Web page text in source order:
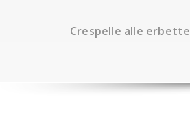
Crespelle alle erbette